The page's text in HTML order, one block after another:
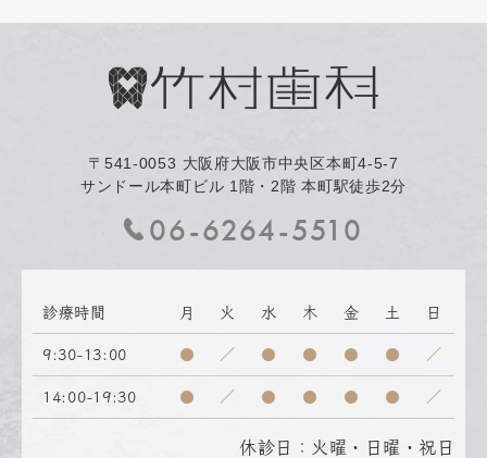
〒541-0053 大阪府大阪市中央区本町4-5-7
サンドール本町ビル 1階・2階 本町駅徒歩2分
06-6264-5510
診療時間 月 火 水 木 金 土 日
9:30-13:00 ● ／ ● ● ● ● ／
14:00-19:30 ● ／ ● ● ● ● ／
休診日：火曜・日曜・祝日